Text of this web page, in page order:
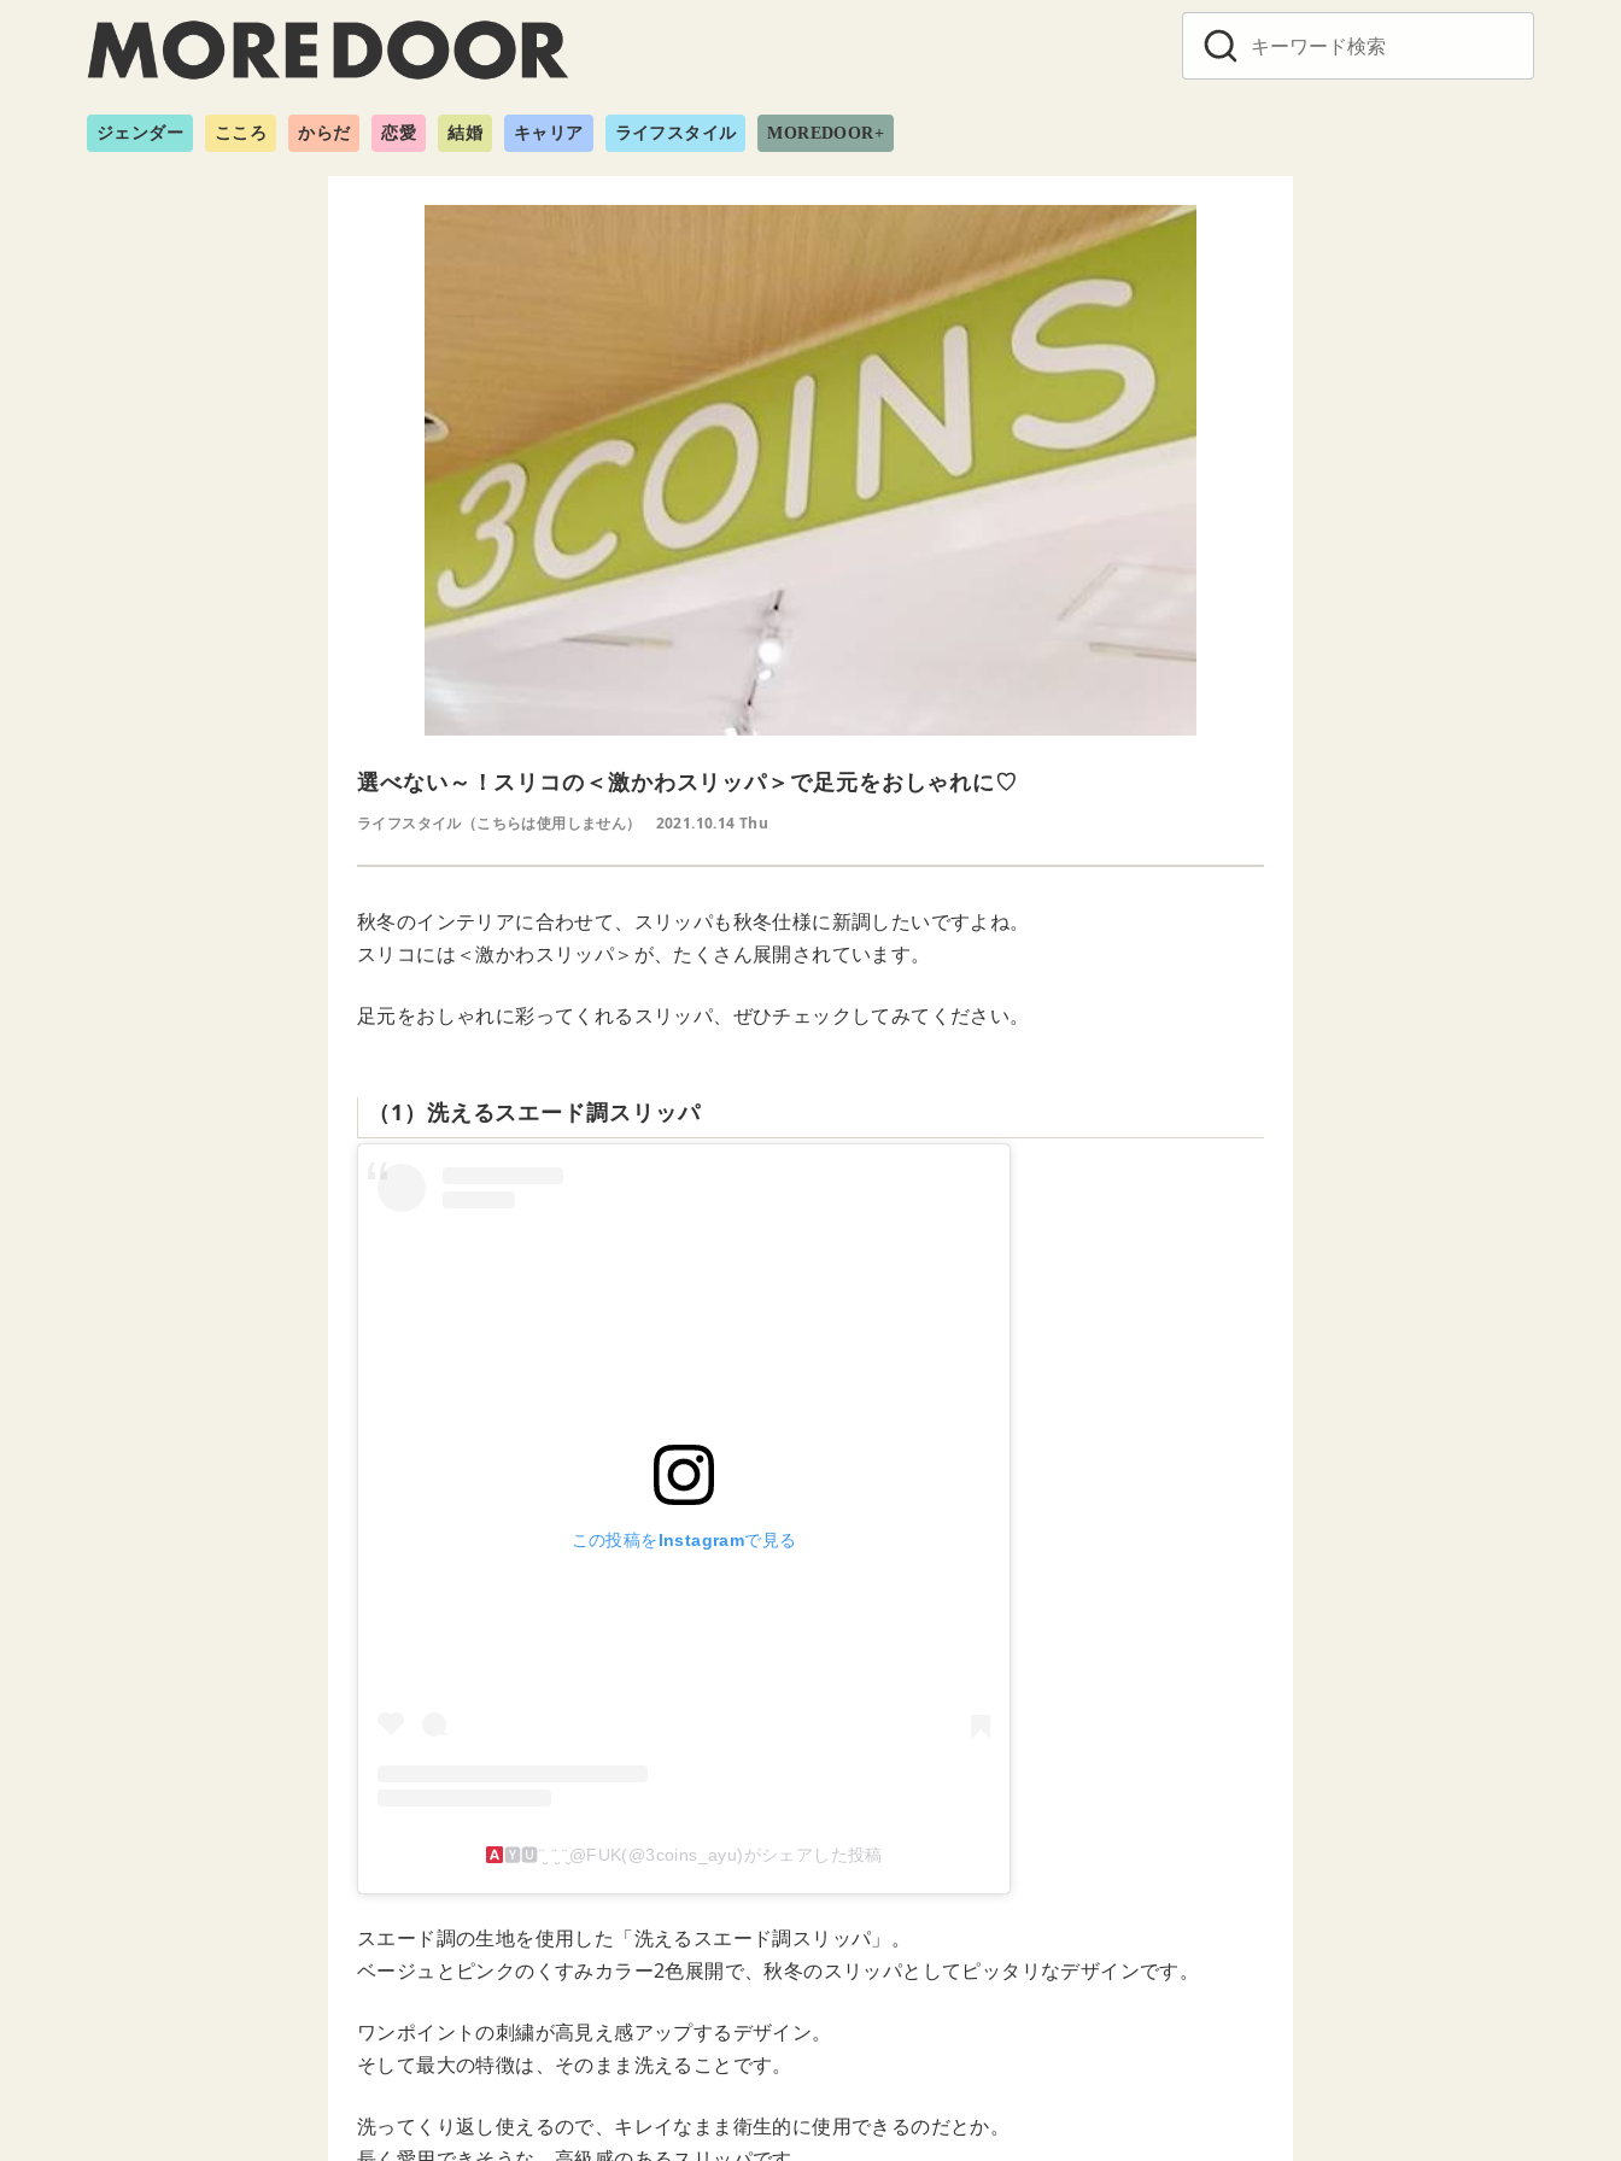
ジェンダー こころ からだ 恋愛 結婚 キャリア ライフスタイル MOREDOOR+
選べない～！スリコの＜激かわスリッパ＞で足元をおしゃれに♡
ライフスタイル（こちらは使用しません） 2021.10.14 Thu
秋冬のインテリアに合わせて、スリッパも秋冬仕様に新調したいですよね。
スリコには＜激かわスリッパ＞が、たくさん展開されています。
足元をおしゃれに彩ってくれるスリッパ、ぜひチェックしてみてください。
（1）洗えるスエード調スリッパ
この投稿をInstagramで見る
‌🆈‌🆄¨̮ ¨̮ ¨̮@FUK(@3coins_ayu)がシェアした投稿
スエード調の生地を使用した「洗えるスエード調スリッパ」。
ベージュとピンクのくすみカラー2色展開で、秋冬のスリッパとしてピッタリなデザインです。
ワンポイントの刺繍が高見え感アップするデザイン。
そして最大の特徴は、そのまま洗えることです。
洗ってくり返し使えるので、キレイなまま衛生的に使用できるのだとか。